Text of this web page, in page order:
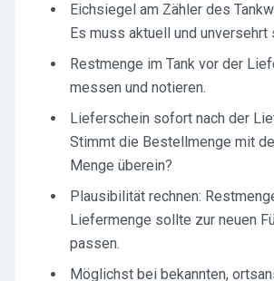
Eichsiegel am Zähler des
Es muss aktuell und unversehrt
Restmenge im Tank vor der
messen und notieren.
Lieferschein sofort nach der
Stimmt die Bestellmenge mit
Menge überein?
Plausibilität rechnen:
Liefermenge sollte zur neuen
passen.
Möglichst bei bekannten,